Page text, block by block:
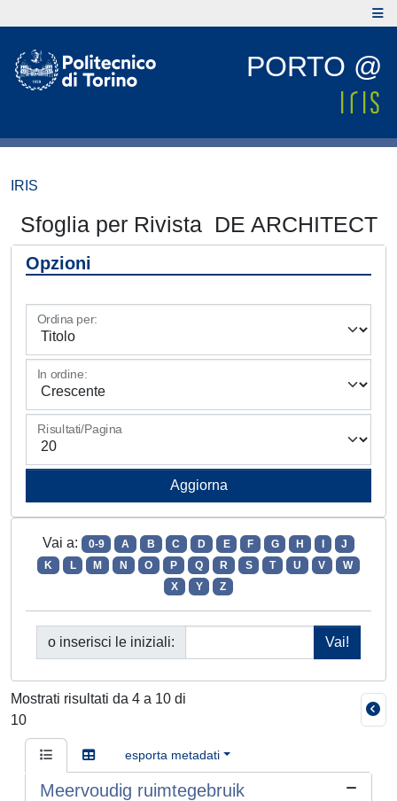
PORTO @
IRIS
Sfoglia per Rivista DE ARCHITECT
Opzioni
Ordina per:
In ordine:
Risultati/Pagina
Vai a: 0-9 A B C D E F G H
J
K
L M N O P Q R S T U V
W
X
Y Z
o inserisci le iniziali:
Mostrati risultati da 4 a 10 di
10
esporta metadati
Meervoudig ruimtegebruik